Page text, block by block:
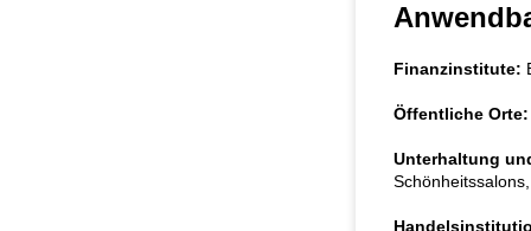
Finanzinstitute:
Öffentliche Orte:
Unterhaltung